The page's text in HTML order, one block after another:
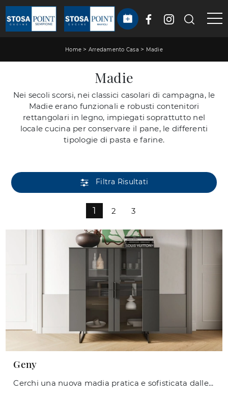
Home > Arredamento Casa > Madie
Madie
Nei secoli scorsi, nei classici casolari di campagna, le
Madie erano funzionali e robusti contenitori
rettangolari in legno, impiegati soprattutto nel
locale cucina per conservare il pane, le differenti
tipologie di pasta e farine.
Filtra Risultati
1 2 3
Geny
Cerchi una nuova madia pratica e sofisticata dalle linee moderne? Ti offriamo il modello Geny di Orme, realizzato in melaminico.